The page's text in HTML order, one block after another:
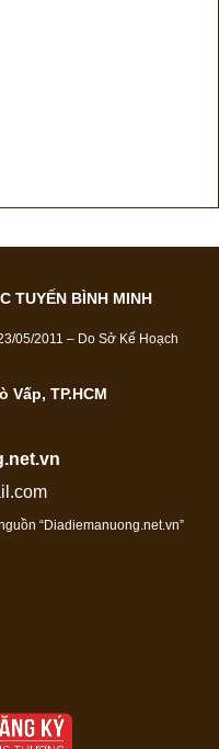
TUYẾN BÌNH MINH
05/2011 – Do Sở Kế Hoạch
Vấp, TP.HCM
“Diadiemanuong.net.vn”